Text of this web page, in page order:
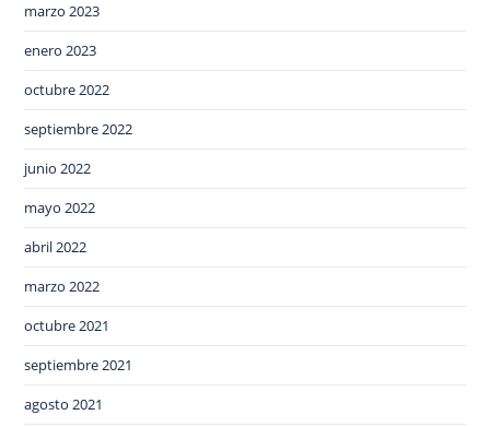
marzo 2023
enero 2023
octubre 2022
septiembre 2022
junio 2022
mayo 2022
abril 2022
marzo 2022
octubre 2021
septiembre 2021
agosto 2021